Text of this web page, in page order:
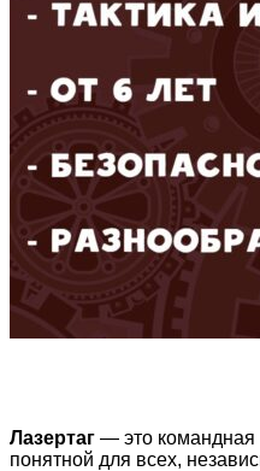
Лазертаг — это командная
понятной для всех,